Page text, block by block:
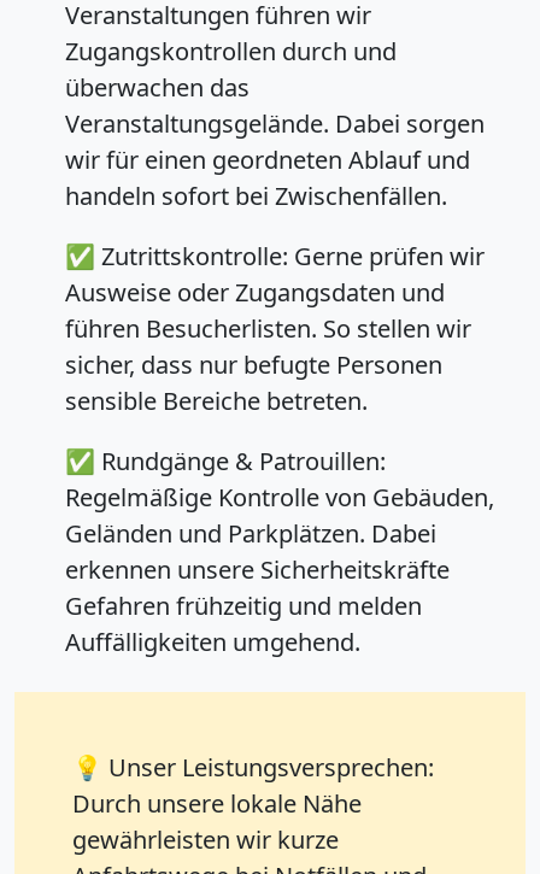
Veranstaltungen führen wir
Zugangskontrollen durch und
überwachen das
Veranstaltungsgelände. Dabei sorgen
wir für einen geordneten Ablauf und
handeln sofort bei Zwischenfällen.
✅ Zutrittskontrolle: Gerne prüfen wir
Ausweise oder Zugangsdaten und
führen Besucherlisten. So stellen wir
sicher, dass nur befugte Personen
sensible Bereiche betreten.
✅ Rundgänge & Patrouillen:
Regelmäßige Kontrolle von Gebäuden,
Geländen und Parkplätzen. Dabei
erkennen unsere Sicherheitskräfte
Gefahren frühzeitig und melden
Auffälligkeiten umgehend.
💡 Unser Leistungsversprechen:
Durch unsere lokale Nähe
gewährleisten wir kurze